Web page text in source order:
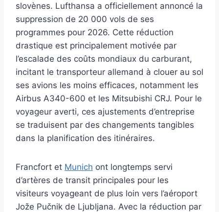
slovènes. Lufthansa a officiellement annoncé la
suppression de 20 000 vols de ses
programmes pour 2026. Cette réduction
drastique est principalement motivée par
l’escalade des coûts mondiaux du carburant,
incitant le transporteur allemand à clouer au sol
ses avions les moins efficaces, notamment les
Airbus A340-600 et les Mitsubishi CRJ. Pour le
voyageur averti, ces ajustements d’entreprise
se traduisent par des changements tangibles
dans la planification des itinéraires.
Francfort et Munich ont longtemps servi
d’artères de transit principales pour les
visiteurs voyageant de plus loin vers l’aéroport
Jože Pučnik de Ljubljana. Avec la réduction par